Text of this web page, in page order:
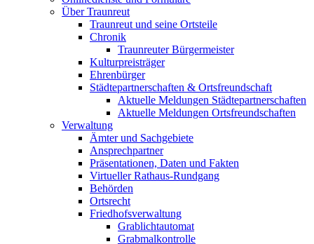
Über Traunreut
Traunreut und seine Ortsteile
Chronik
Traunreuter Bürgermeister
Kulturpreisträger
Ehrenbürger
Städtepartnerschaften & Ortsfreundschaft
Aktuelle Meldungen Städtepartnerschaften
Aktuelle Meldungen Ortsfreundschaften
Verwaltung
Ämter und Sachgebiete
Ansprechpartner
Präsentationen, Daten und Fakten
Virtueller Rathaus-Rundgang
Behörden
Ortsrecht
Friedhofsverwaltung
Grablichtautomat
Grabmalkontrolle